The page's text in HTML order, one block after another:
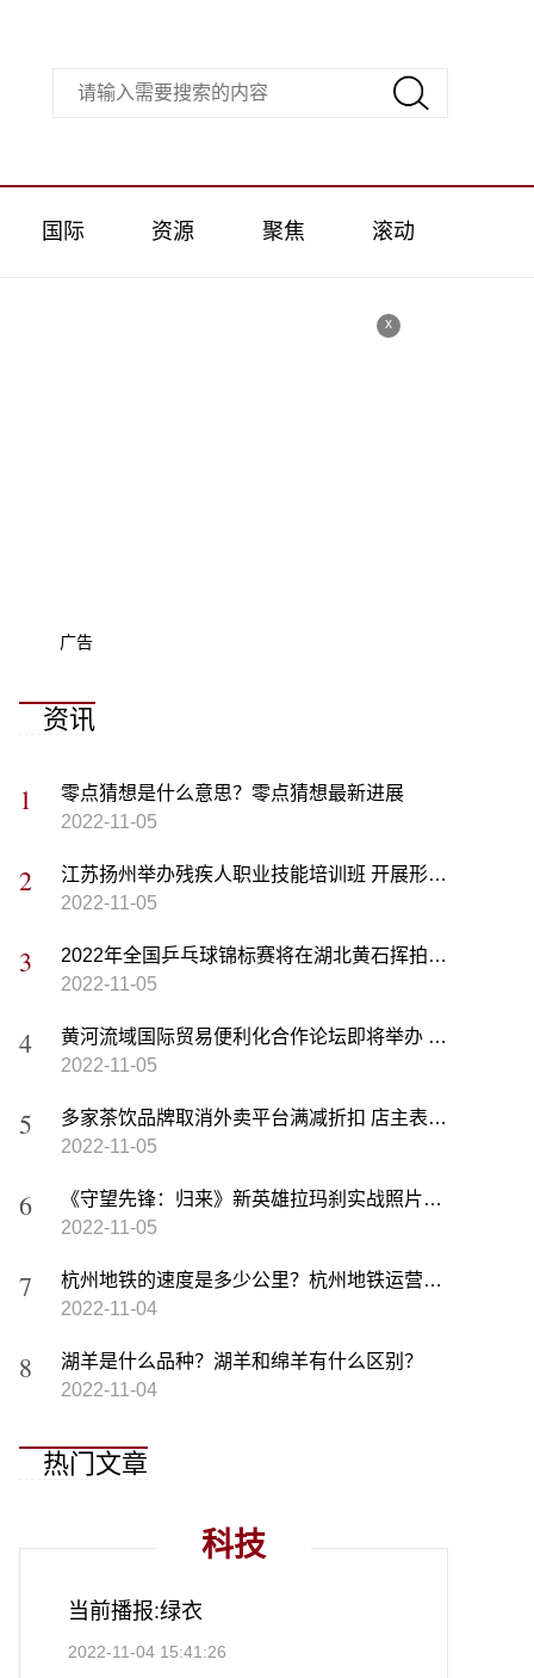
国际 资源 聚焦 滚动
x
广告
资讯
零点猜想是什么意思？零点猜想最新进展
2022-11-05
江苏扬州举办残疾人职业技能培训班 开展形式新颖的手工制作活动
2022-11-05
2022年全国乒乓球锦标赛将在湖北黄石挥拍起帆 数百名运动员参赛
2022-11-05
黄河流域国际贸易便利化合作论坛即将举办 旨在加强跨省区合作
2022-11-05
多家茶饮品牌取消外卖平台满减折扣 店主表示利润单薄且生意难做
2022-11-05
《守望先锋：归来》新英雄拉玛刹实战照片曝光 拥有2种不同形态
2022-11-05
杭州地铁的速度是多少公里？杭州地铁运营时间
2022-11-04
湖羊是什么品种？湖羊和绵羊有什么区别？
2022-11-04
热门文章
科技
当前播报:绿衣
2022-11-04 15:41:26